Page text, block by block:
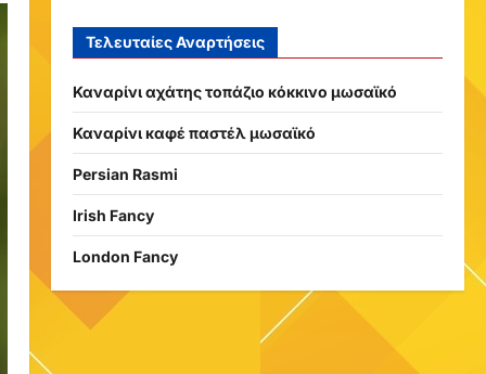
Τελευταίες Αναρτήσεις
Καναρίνι αχάτης τοπάζιο κόκκινο μωσαϊκό
Καναρίνι καφέ παστέλ μωσαϊκό
Persian Rasmi
Irish Fancy
London Fancy